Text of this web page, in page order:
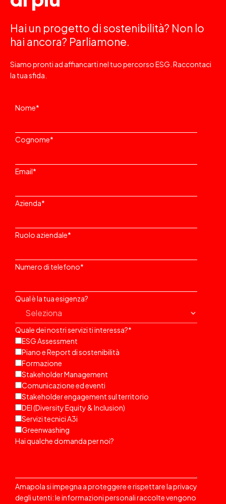
Hai un progetto di sostenibilità? Non lo
hai ancora? Parliamone.
Siamo pronti ad affiancarti nel tuo percorso ESG. Raccontaci
la tua sfida.
Nome*
Cognome*
Email*
Azienda*
Ruolo aziendale*
Numero di telefono*
Qual è la tua esigenza?
Quale dei nostri servizi ti interessa?*
ESG Assessment
Piano e Report di sostenibilità
Formazione
Stakeholder Management
Comunicazione ed eventi
Stakeholder engagement sul territorio
DEI (Diversity Equity & Inclusion)
Servizi tecnici A3i
Greenwashing
Hai qualche domanda per noi?
Amapola si impegna a proteggere e rispettare la privacy
degli utenti: le informazioni personali raccolte vengono